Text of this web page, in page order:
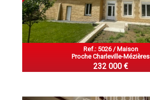
Ref.: 5026 / Maison
Proche Charleville-Mézières
232 000 €